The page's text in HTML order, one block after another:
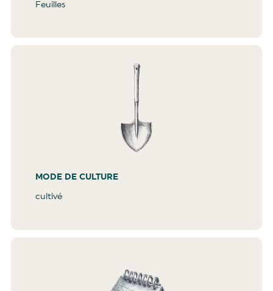
Feuilles
MODE DE CULTURE
cultivé